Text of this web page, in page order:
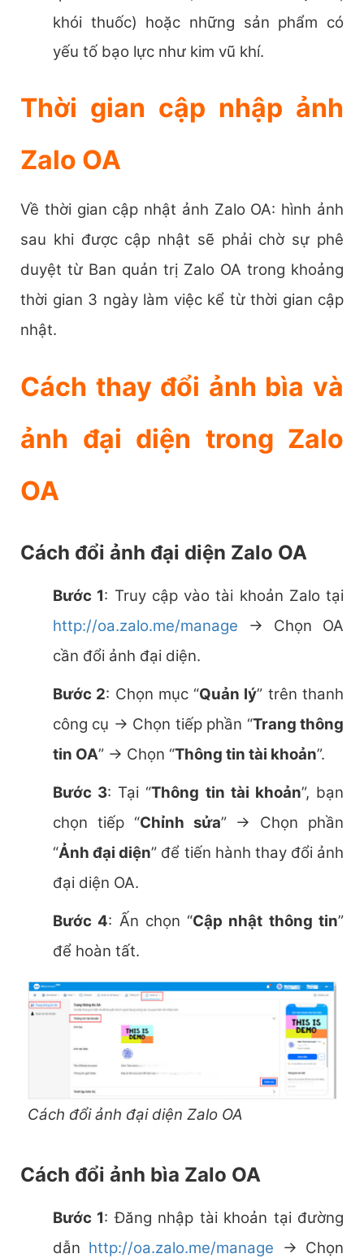
khói thuốc) hoặc những sản phẩm có
yếu tố bạo lực như kim vũ khí.
Thời gian cập nhập ảnh
Zalo OA
Về thời gian cập nhật ảnh Zalo OA: hình ảnh
sau khi được cập nhật sẽ phải chờ sự phê
duyệt từ Ban quản trị Zalo OA trong khoảng
thời gian 3 ngày làm việc kể từ thời gian cập
nhật.
Cách thay đổi ảnh bìa và
ảnh đại diện trong Zalo
OA
Cách đổi ảnh đại diện Zalo OA
Bước 1: Truy cập vào tài khoản Zalo tại
http://oa.zalo.me/manage
→ Chọn OA
cần đổi ảnh đại diện.
Bước 2: Chọn mục “Quản lý” trên thanh
công cụ → Chọn tiếp phần “Trang thông
tin OA” → Chọn “Thông tin tài khoản”.
Bước 3: Tại “Thông tin tài khoản”, bạn
chọn tiếp “Chỉnh sửa” → Chọn phần
“Ảnh đại diện” để tiến hành thay đổi ảnh
đại diện OA.
Bước 4: Ấn chọn “Cập nhật thông tin”
để hoàn tất.
Cách đổi ảnh đại diện Zalo OA
Cách đổi ảnh bìa Zalo OA
Bước 1: Đăng nhập tài khoản tại đường
dẫn http://oa.zalo.me/manage → Chọn